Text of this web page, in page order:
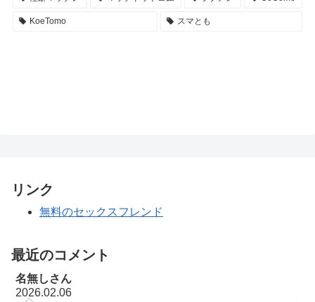
KoeTomo スマとも
リンク
無料のセックスフレンド
最近のコメント
名無しさん
2026.02.06